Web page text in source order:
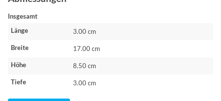
Insgesamt
Länge
3.00 cm
Breite 17.00 cm
Höhe 8.50 cm
Tiefe 3.00 cm